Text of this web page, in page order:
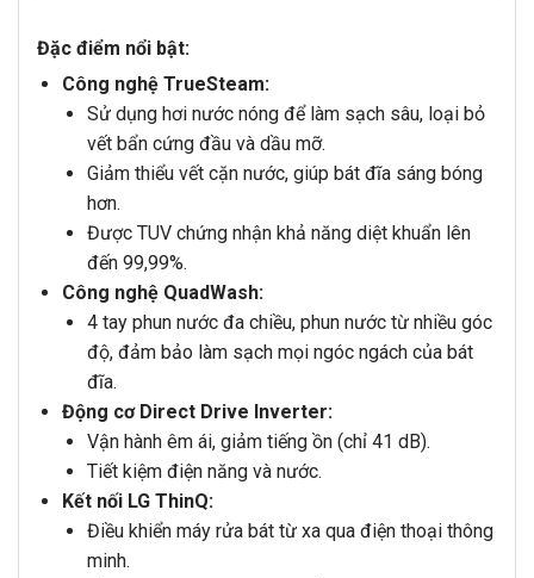
Đặc điểm nổi bật:
Công nghệ TrueSteam:
Sử dụng hơi nước nóng để làm sạch sâu, loại bỏ
vết bẩn cứng đầu và dầu mỡ.
Giảm thiểu vết cặn nước, giúp bát đĩa sáng bóng
hơn.
Được TUV chứng nhận khả năng diệt khuẩn lên
đến 99,99%.
Công nghệ QuadWash:
4 tay phun nước đa chiều, phun nước từ nhiều góc
độ, đảm bảo làm sạch mọi ngóc ngách của bát
đĩa.
Động cơ Direct Drive Inverter:
Vận hành êm ái, giảm tiếng ồn (chỉ 41 dB).
Tiết kiệm điện năng và nước.
Kết nối LG ThinQ:
Điều khiển máy rửa bát từ xa qua điện thoại thông
minh.